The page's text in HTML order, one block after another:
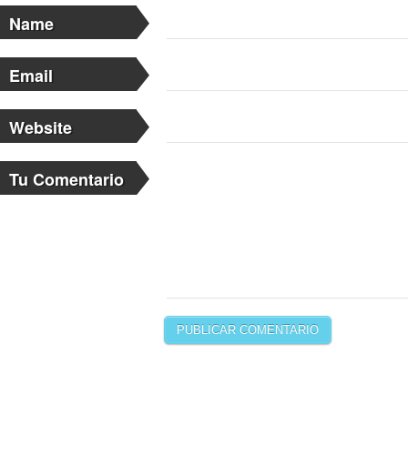
Name
Email
Website
Tu Comentario